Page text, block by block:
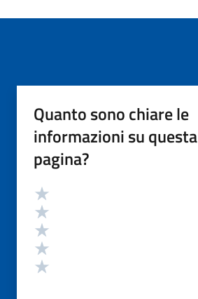
Quanto sono chiare le
informazioni su questa
pagina?
Valutazione